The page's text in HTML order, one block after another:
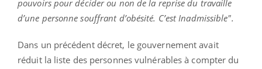
pouvoirs pour décider ou non de la reprise du travaille
d’une personne souffrant d’obésité. C’est Inadmissible".
Dans un précédent décret, le gouvernement avait
réduit la liste des personnes vulnérables à compter du